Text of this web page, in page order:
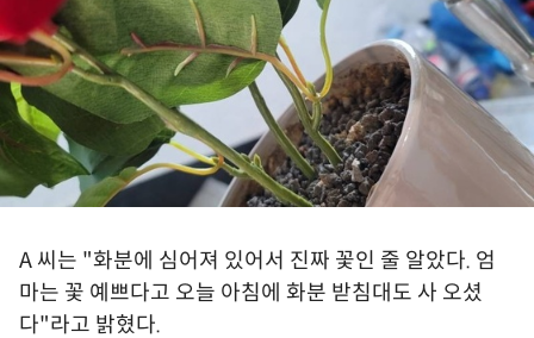
A 씨는 "화분에 심어져 있어서 진짜 꽃인 줄 알았다. 엄
마는 꽃 예쁘다고 오늘 아침에 화분 받침대도 사 오셨
다"라고 밝혔다.